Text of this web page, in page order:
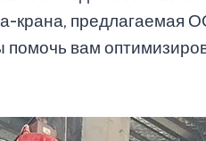
крана,
вам